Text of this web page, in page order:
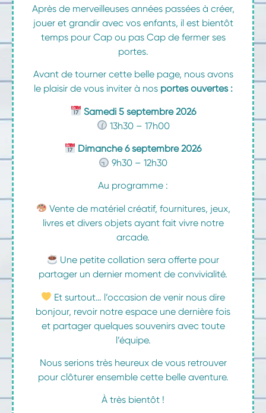
Après de merveilleuses années passées à créer,
jouer et grandir avec vos enfants, il est bientôt
temps pour Cap ou pas Cap de fermer ses
portes.
Avant de tourner cette belle page, nous avons
le plaisir de vous inviter à nos portes ouvertes :
Samedi 5 septembre 2026
13h30 – 17h00
Dimanche 6 septembre 2026
9h30 – 12h30
Au programme :
Vente de matériel créatif, fournitures, jeux,
livres et divers objets ayant fait vivre notre
arcade.
Une petite collation sera offerte pour
partager un dernier moment de convivialité.
Et surtout… l’occasion de venir nous dire
bonjour, revoir notre espace une dernière fois
et partager quelques souvenirs avec toute
l’équipe.
Nous serions très heureux de vous retrouver
pour clôturer ensemble cette belle aventure.
À très bientôt !